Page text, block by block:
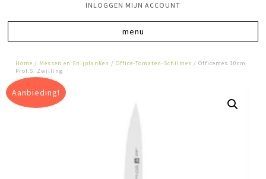
INLOGGEN MIJN ACCOUNT
Home / Messen en Snijplanken /Office-Tomaten-Schilmes / Officemes 10cm
Prof.S. Zwilling
Aanbieding!